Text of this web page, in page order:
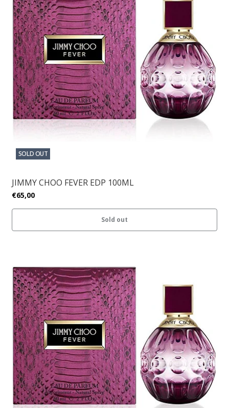
SOLD OUT
JIMMY CHOO FEVER EDP 100ML
€65,00
Sold out